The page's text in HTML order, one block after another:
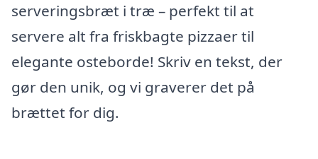
serveringsbræt i træ – perfekt til at
servere alt fra friskbagte pizzaer til
elegante osteborde! Skriv en tekst, der
gør den unik, og vi graverer det på
brættet for dig.